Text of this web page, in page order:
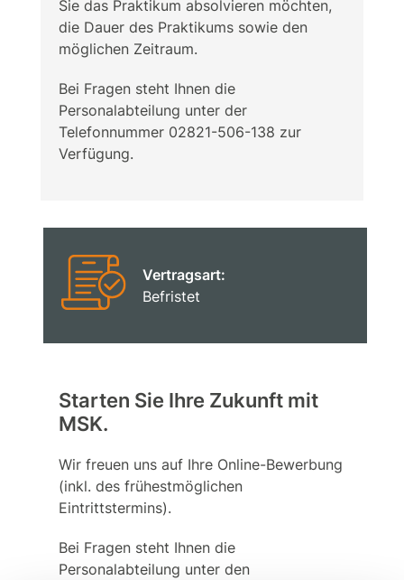
Sie das Praktikum absolvieren möchten,
die Dauer des Praktikums sowie den
möglichen Zeitraum.
Bei Fragen steht Ihnen die
Personalabteilung unter der
Telefonnummer 02821-506-138 zur
Verfügung.
Vertragsart:
Befristet
Starten Sie Ihre Zukunft mit
MSK.
Wir freuen uns auf Ihre Online-Bewerbung
(inkl. des frühestmöglichen
Eintrittstermins).
Bei Fragen steht Ihnen die
Personalabteilung unter den